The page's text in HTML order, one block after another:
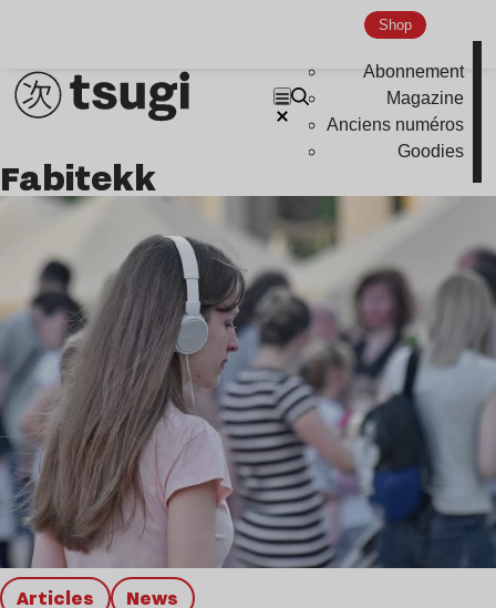
Shop
Abonnement
Magazine
Anciens numéros
Goodies
Fabitekk
Articles news